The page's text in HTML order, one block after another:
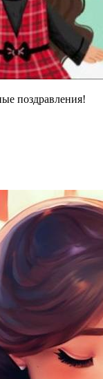
поздравления!